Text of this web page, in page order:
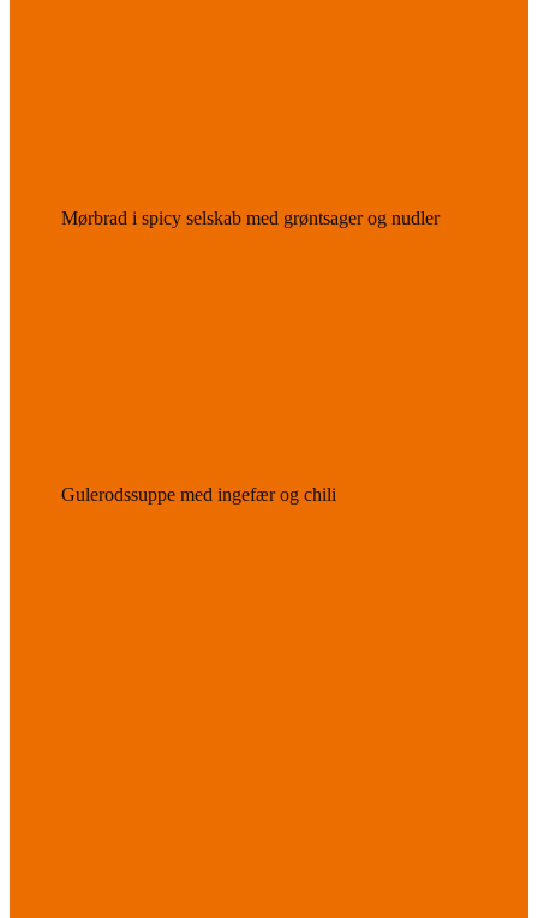
Mørbrad i spicy selskab med grøntsager og nudler
Gulerodssuppe med ingefær og chili